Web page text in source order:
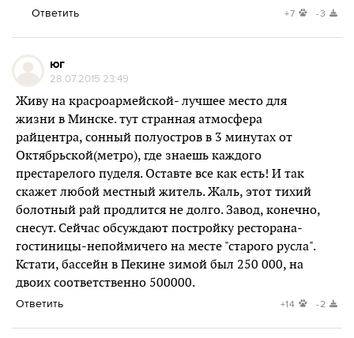
Ответить +7 -3
юг
28.07.2015 23:49
Живу на красроармейской- лучшее место для
жизни в Минске. тут странная атмосфера
райцентра, сонный полуостров в 3 минутах от
Октябрьской(метро), где знаешь каждого
престарелого пуделя. Оставте все как есть! И так
скажет любой местный житель. Жаль, этот тихий
болотный рай продлится не долго. Завод, конечно,
снесут. Сейчас обсуждают постройку ресторана-
гостиницы-непоймичего на месте "старого русла".
Кстати, бассейн в Пекине зимой был 250 000, на
двоих соответственно 500000.
Ответить +14 -2